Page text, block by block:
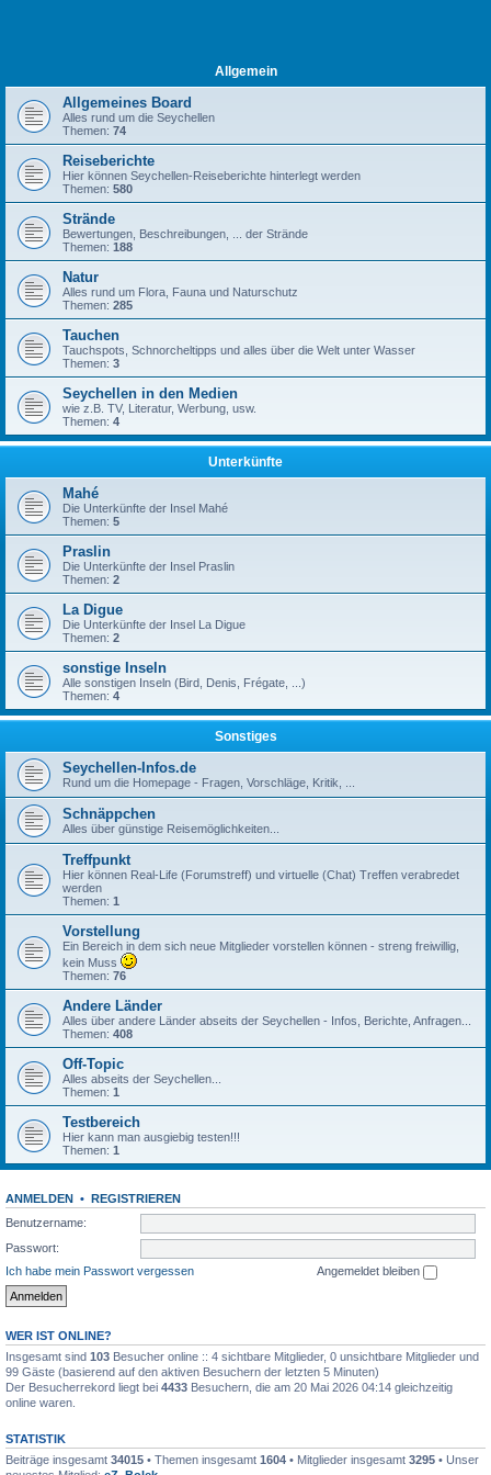
Allgemein
Allgemeines Board
Alles rund um die Seychellen
Themen: 74
Reiseberichte
Hier können Seychellen-Reiseberichte hinterlegt werden
Themen: 580
Strände
Bewertungen, Beschreibungen, ... der Strände
Themen: 188
Natur
Alles rund um Flora, Fauna und Naturschutz
Themen: 285
Tauchen
Tauchspots, Schnorcheltipps und alles über die Welt unter Wasser
Themen: 3
Seychellen in den Medien
wie z.B. TV, Literatur, Werbung, usw.
Themen: 4
Unterkünfte
Mahé
Die Unterkünfte der Insel Mahé
Themen: 5
Praslin
Die Unterkünfte der Insel Praslin
Themen: 2
La Digue
Die Unterkünfte der Insel La Digue
Themen: 2
sonstige Inseln
Alle sonstigen Inseln (Bird, Denis, Frégate, ...)
Themen: 4
Sonstiges
Seychellen-Infos.de
Rund um die Homepage - Fragen, Vorschläge, Kritik, ...
Schnäppchen
Alles über günstige Reisemöglichkeiten...
Treffpunkt
Hier können Real-Life (Forumstreff) und virtuelle (Chat) Treffen verabredet
werden
Themen: 1
Vorstellung
Ein Bereich in dem sich neue Mitglieder vorstellen können - streng freiwillig,
kein Muss
Themen: 76
Andere Länder
Alles über andere Länder abseits der Seychellen - Infos, Berichte, Anfragen...
Themen: 408
Off-Topic
Alles abseits der Seychellen...
Themen: 1
Testbereich
Hier kann man ausgiebig testen!!!
Themen: 1
ANMELDEN • REGISTRIEREN
Benutzername:
Passwort:
Ich habe mein Passwort vergessen
Angemeldet bleiben
WER IST ONLINE?
Insgesamt sind 103 Besucher online :: 4 sichtbare Mitglieder, 0 unsichtbare Mitglieder und
99 Gäste (basierend auf den aktiven Besuchern der letzten 5 Minuten)
Der Besucherrekord liegt bei 4433 Besuchern, die am 20 Mai 2026 04:14 gleichzeitig
online waren.
STATISTIK
Beiträge insgesamt 34015 • Themen insgesamt 1604 • Mitglieder insgesamt 3295 • Unser